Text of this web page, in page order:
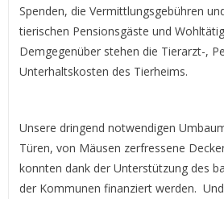
Spenden, die Vermittlungsgebühren
tierischen Pensionsgäste und
Demgegenüber stehen die Tierarzt-,
Unterhaltskosten des Tierheims.
Unsere dringend notwendigen
Türen, von Mäusen zerfressene
konnten dank der Unterstützung des
der Kommunen finanziert werden.